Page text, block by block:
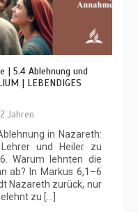
| 5.4 Ablehnung und
| LEBENDIGES
2 Jahren
in Nazareth:
und Heiler zu
Warum lehnten die
ab? In Markus 6,1–6
Nazareth zurück, nur
zu […]